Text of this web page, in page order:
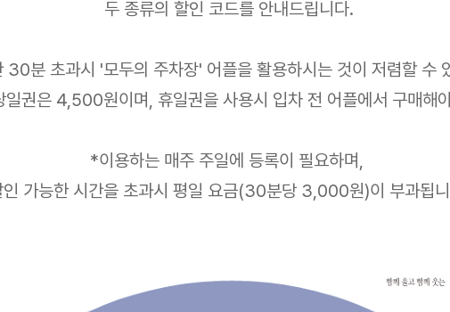
두 종류의 할인 코드를 안내드립니다.
분 초과시 '모두의 주차장' 어플을 활용하시는 것이 저렴할 수
일권은 4,500원이며, 휴일권을 사용시 입차 전 어플에서 구매해
*이용하는 매주 주일에 등록이 필요하며,
인 가능한 시간을 초과시 평일 요금(30분당 3,000원)이 부과됩